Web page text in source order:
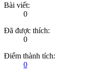
Bài viết:
0
Đã được thích:
0
Điểm thành tích:
0